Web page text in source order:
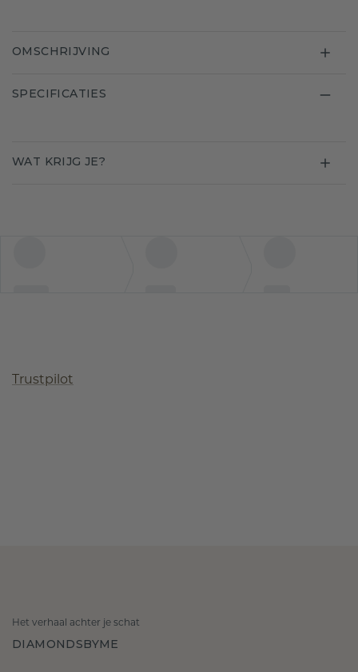
OMSCHRIJVING
SPECIFICATIES
WAT KRIJG JE?
Trustpilot
Het verhaal achter je schat
DIAMONDSBYME